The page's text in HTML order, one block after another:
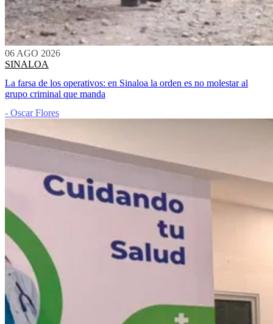
06 AGO 2026
SINALOA
La farsa de los operativos: en Sinaloa la orden es no molestar al
grupo criminal que manda
- Oscar Flores